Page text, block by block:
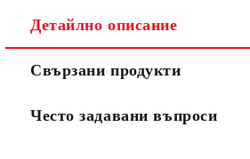
Детайлно описание
Свързани продукти
Често задавани въпроси